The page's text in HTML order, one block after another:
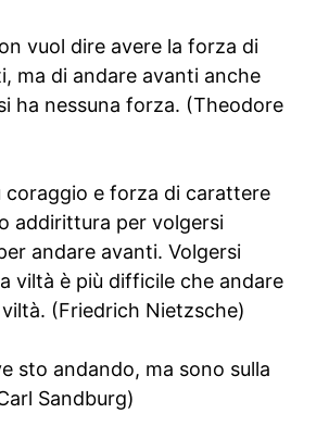
vuol dire avere la forza di
ma di andare avanti anche
ha nessuna forza. (Theodore
coraggio e forza di carattere
addirittura per volgersi
andare avanti. Volgersi
viltà è più difficile che andare
(Friedrich Nietzsche)
sto andando, ma sono sulla
Sandburg)